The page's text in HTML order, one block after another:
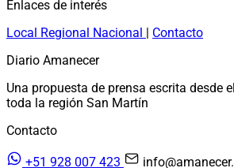
Enlaces de interés
Local Regional Nacional | Contacto
Diario Amanecer
Una propuesta de prensa escrita desde
toda la región San Martín
Contacto
+51 928 007 423